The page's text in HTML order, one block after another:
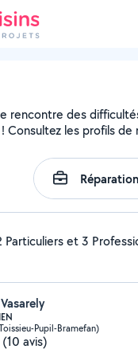
rencontre des
Consultez les profils
Particuliers et 3
Pupil-Bramefan)
(10 avis)